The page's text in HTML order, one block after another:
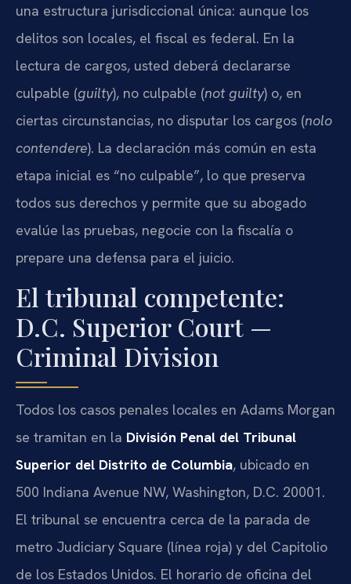
una estructura jurisdiccional única: aunque los
delitos son locales, el fiscal es federal. En la
lectura de cargos, usted deberá declararse
culpable (guilty), no culpable (not guilty) o, en
ciertas circunstancias, no disputar los cargos (nolo
contendere). La declaración más común en esta
etapa inicial es “no culpable”, lo que preserva
todos sus derechos y permite que su abogado
evalúe las pruebas, negocie con la fiscalía o
prepare una defensa para el juicio.
El tribunal competente:
D.C. Superior Court —
Criminal Division
Todos los casos penales locales en Adams Morgan
se tramitan en la División Penal del Tribunal
Superior del Distrito de Columbia, ubicado en
500 Indiana Avenue NW, Washington, D.C. 20001.
El tribunal se encuentra cerca de la parada de
metro Judiciary Square (línea roja) y del Capitolio
de los Estados Unidos. El horario de oficina del